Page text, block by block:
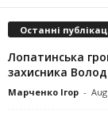
Останні
Лопатинська
захисника
Марченко Ігор -